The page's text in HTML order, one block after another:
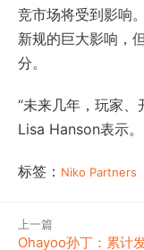
竞市场将受到影响
新规的巨大影响，
分。
“未来几年，玩家
Lisa Hanson表示。
标签： Niko Partners
上一篇
Ohayoo孙丁：累计